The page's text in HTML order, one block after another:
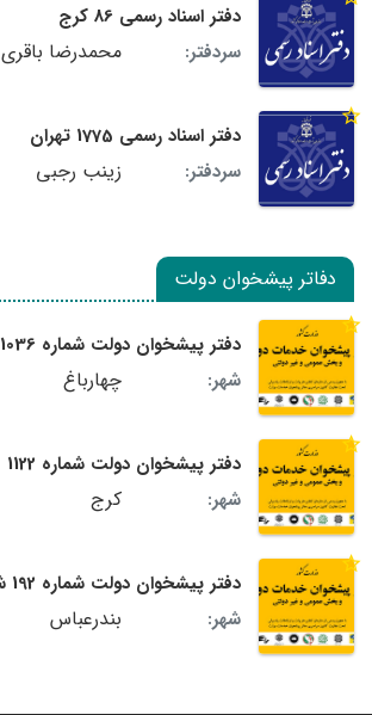
دفتر اسناد رسمی 86 کرج
سردفتر:
محمدرضا باقری
دفتر اسناد رسمی 1775 تهران
سردفتر:
زینب رجبی
دفاتر پیشخوان دولت
دفتر پیشخوان دولت شماره 73401036 آغچه حصار
شهر:
چهارباغ
دفتر پیشخوان دولت شماره 1122
شهر:
کرج
دفتر پیشخوان دولت شماره 192 شهرک پیامبر اعظم
شهر:
بندرعباس